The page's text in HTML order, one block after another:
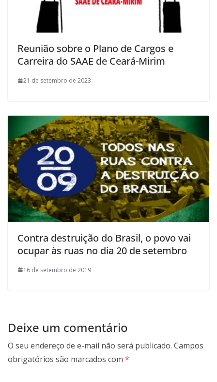
Reunião sobre o Plano de Cargos e
Carreira do SAAE de Ceará-Mirim
21 de setembro de 2023
Contra destruição do Brasil, o povo vai
ocupar às ruas no dia 20 de setembro
16 de setembro de 2019
Deixe um comentário
O seu endereço de e-mail não será publicado. Campos
obrigatórios são marcados com *